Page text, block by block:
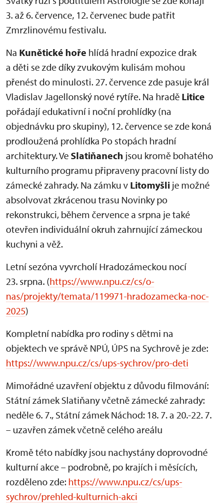
3. až 6. července, 12. červenec bude patřit
Zmrzlinovému festivalu.
Na Kunětické hoře hlídá hradní expozice drak
a děti se zde díky zvukovým kulisám mohou
přenést do minulosti. 27. července zde pasuje král
Vladislav Jagellonský nové rytíře. Na hradě Litice
pořádají edukativní i noční prohlídky (na
objednávku pro skupiny), 12. července se zde koná
prodloužená prohlídka Po stopách hradní
architektury. Ve Slatiňanech jsou kromě bohatého
kulturního programu připraveny pracovní listy do
zámecké zahrady. Na zámku v Litomyšli je možné
absolvovat zkrácenou trasu Novinky po
rekonstrukci, během července a srpna je také
otevřen individuální okruh zahrnující zámeckou
kuchyni a věž.
Letní sezóna vyvrcholí Hradozámeckou nocí
23. srpna. (https://www.npu.cz/cs/o-
nas/projekty/temata/119971-hradozamecka-noc-
2025)
Kompletní nabídka pro rodiny s dětmi na
objektech ve správě NPÚ, ÚPS na Sychrově je zde:
https://www.npu.cz/cs/ups-sychrov/pro-deti
Mimořádné uzavření objektu z důvodu filmování:
Státní zámek Slatiňany včetně zámecké zahrady:
neděle 6. 7., Státní zámek Náchod: 18. 7. a 20.-22. 7.
– uzavřen zámek včetně celého areálu
Kromě této nabídky jsou nachystány doprovodné
kulturní akce – podrobně, po krajích i měsících,
rozděleno zde: https://www.npu.cz/cs/ups-
sychrov/prehled-kulturnich-akci